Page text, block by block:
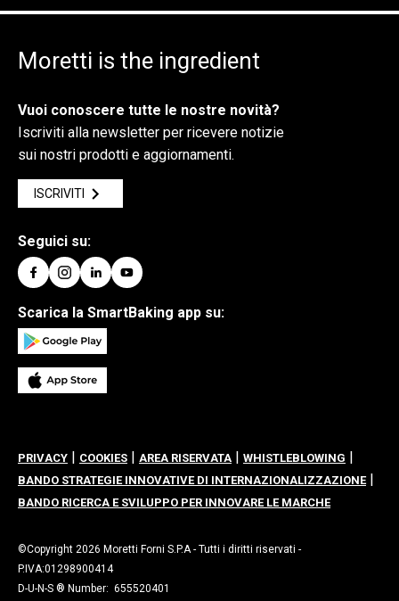
Moretti is the ingredient
Vuoi conoscere tutte le nostre novità?
Iscriviti alla newsletter per ricevere notizie
sui nostri prodotti e aggiornamenti.
ISCRIVITI
Seguici su:
Scarica la SmartBaking app su:
PRIVACY COOKIES AREA RISERVATA WHISTLEBLOWING
BANDO STRATEGIE INNOVATIVE DI INTERNAZIONALIZZAZIONE
BANDO RICERCA E SVILUPPO PER INNOVARE LE MARCHE
©Copyright 2026 Moretti Forni S.P.A - Tutti i diritti riservati -
P.IVA:01298900414
D-U-N-S ® Number: 655520401